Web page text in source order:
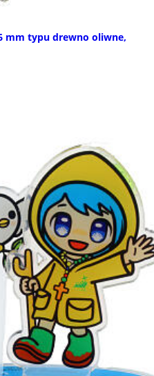
mm typu drewno oliwne,